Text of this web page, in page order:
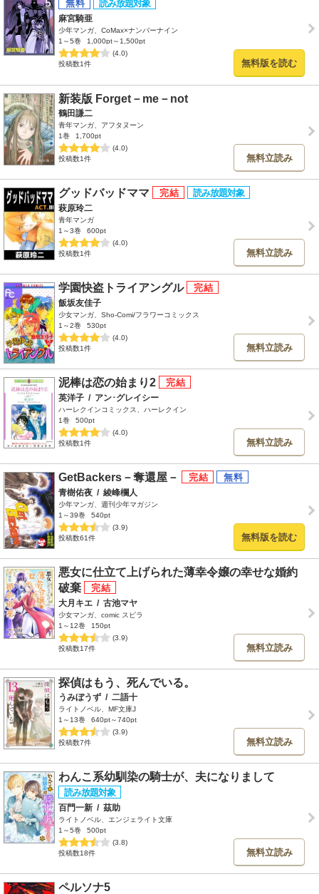
麻宮騎亜
少年マンガ、CoMax×ナンバーナイン
1～5巻
1,000pt～1,500pt
(4.0)
投稿数1件
無料版を読む
新装版 Forget－me－not
鶴田謙二
青年マンガ、アフタヌーン
1巻
1,700pt
(4.0)
投稿数1件
無料立読み
グッドバッドママ
萩原玲二
青年マンガ
1～3巻
600pt
(4.0)
投稿数1件
無料立読み
学園快盗トライアングル
飯坂友佳子
少女マンガ、Sho-Comi/フラワーコミックス
1～2巻
530pt
(4.0)
投稿数1件
無料立読み
泥棒は恋の始まり2
英洋子 / アン･グレイシー
ハーレクインコミックス、ハーレクイン
1巻
500pt
(4.0)
投稿数1件
無料立読み
GetBackers－奪還屋－
青樹佑夜 / 綾峰欄人
少年マンガ、週刊少年マガジン
1～39巻
540pt
(3.9)
投稿数61件
無料版を読む
悪女に仕立て上げられた薄幸令嬢の幸せな婚約
破棄
大月キエ / 古池マヤ
少女マンガ、comic スピラ
1～12巻
150pt
(3.9)
投稿数17件
無料立読み
探偵はもう、死んでいる。
うみぼうず / 二語十
ライトノベル、MF文庫J
1～13巻
640pt～740pt
(3.9)
投稿数7件
無料立読み
わんこ系幼馴染の騎士が、夫になりまして
百門一新 / 茲助
ライトノベル、エンジェライト文庫
1～5巻
500pt
(3.8)
投稿数18件
無料立読み
ペルソナ5